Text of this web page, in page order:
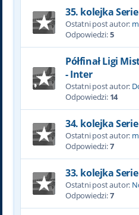
35. kolejka
Ostatni post autor:
Odpowiedzi:5
Półfinał Ligi
- Inter
Ostatni post autor:
Odpowiedzi: 14
34. kolejka
Ostatni post autor:
Odpowiedzi:7
33. kolejka
Ostatni post autor:
Odpowiedzi:7